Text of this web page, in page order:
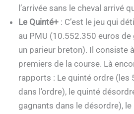
l’arrivée sans le cheval arrivé
Le Quinté+ : C’est le jeu qui
au PMU (10.552.350 euros
un parieur breton). Il consiste
premiers de la course. Là
rapports : Le quinté ordre (les
dans l’ordre), le quinté
gagnants dans le désordre),